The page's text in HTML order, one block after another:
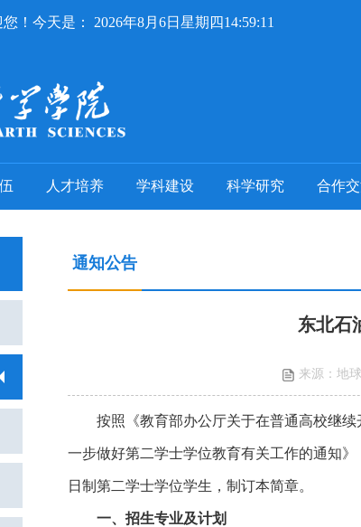
！今天是： 2026年8月6日星期四14:59:12
人才培养 学科建设 科学研究 合作
通知公告
东北石
来源：地
按照《教育部办公厅关于在普通高校继
一步做好第二学士学位教育有关工作的通知
日制第二学士学位学生，制订本简章。
一、招生专业及计划